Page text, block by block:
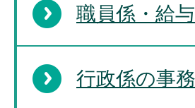
職員係・給
行政係の事務